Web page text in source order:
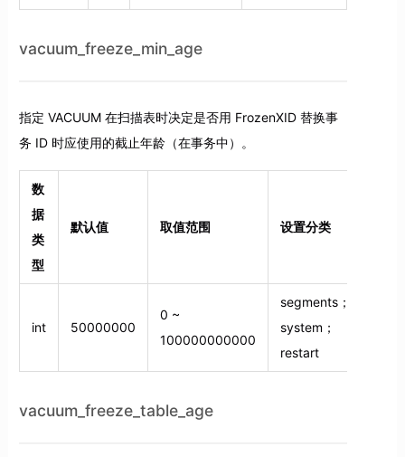
vacuum_freeze_min_age
指定 VACUUM 在扫描表时决定是否用 FrozenXID 替换事
务 ID 时应使用的截止年龄（在事务中）。
数
据
类
型
默认值 取值范围 设置分类
int 50000000
0 ~
100000000000
segments；
system；
restart
vacuum_freeze_table_age